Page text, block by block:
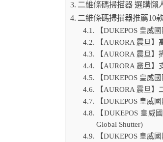
二維條碼掃描器 選購懶
二維條碼掃描器推薦10
【DUKEPOS 皇威
【AURORA 震旦
【AURORA 震旦
【AURORA 震旦
【DUKEPOS 皇威
【AURORA 震旦
【DUKEPOS 皇威
【DUKEPOS 皇
Global Shutter)
【DUKEPOS 皇威